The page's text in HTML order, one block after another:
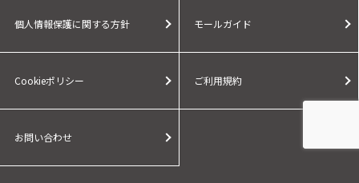
個人情報保護に関する方針 モールガイド
Cookieポリシー ご利用規約
お問い合わせ